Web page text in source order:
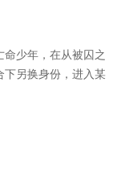
少年，在从被囚之
下另换身份，进入某
想象的大千世界向